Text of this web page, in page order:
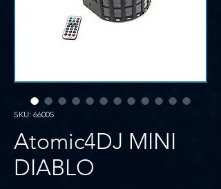
SKU: 66005
Atomic4DJ MINI
DIABLO